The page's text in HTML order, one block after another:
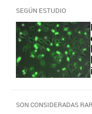
SEGÚN ESTUDIO
SON CONSIDERADAS